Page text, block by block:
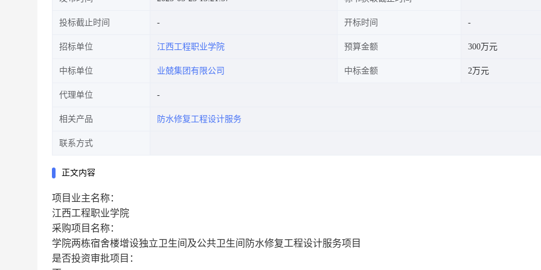
投标截止时间 开标时间
招标单位 江西工程职业学院 预算金额 300万元
中标单位 业兢集团有限公司 中标金额 2万元
代理单位
相关产品 防水修复工程设计服务
联系方式
正文内容
项目业主名称：
江西工程职业学院
采购项目名称：
学院两栋宿舍楼增设独立卫生间及公共卫生间防水修复工程设计服务项目
是否投资审批项目：